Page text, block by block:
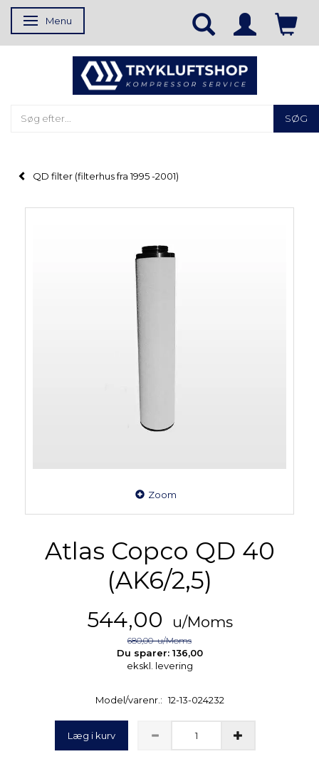
Skifte navigation
Menu
SØG
QD filter (filterhus fra 1995 -2001)
Zoom
Atlas Copco QD 40
(AK6/2,5)
544,00 u/Moms
680,00u/Moms
Du sparer: 136,00
ekskl. levering
Model/varenr.: 12-13-024232
Læg i kurv